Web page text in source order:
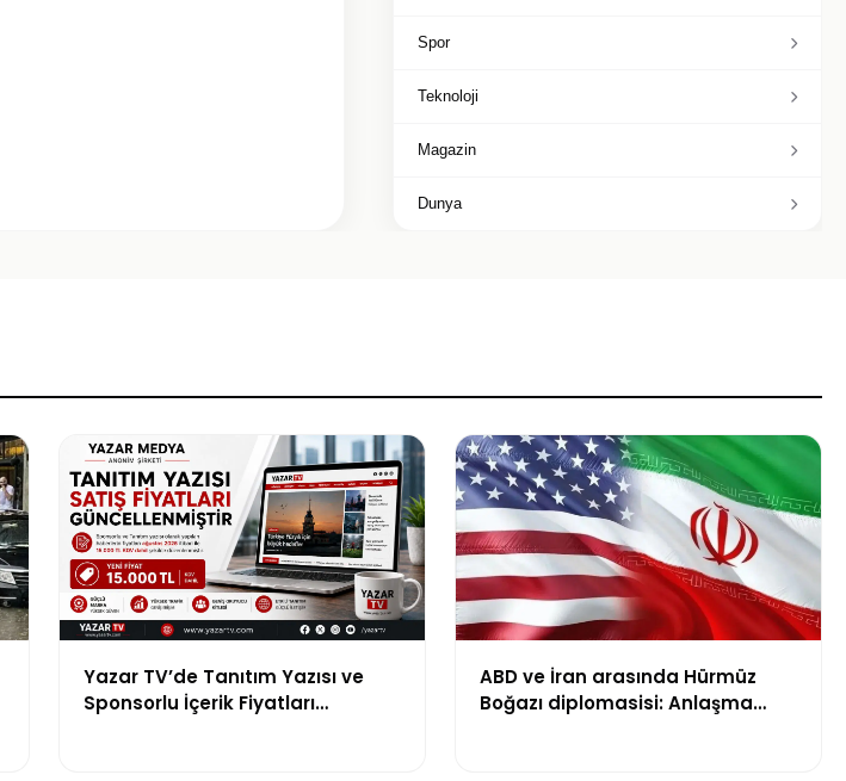
Spor
Teknoloji
Magazin
Dunya
Yazar TV’de Tanıtım Yazısı ve
Sponsorlu İçerik Fiyatları
ABD ve İran arasında Hürmüz
Boğazı diplomasisi: Anlaşma